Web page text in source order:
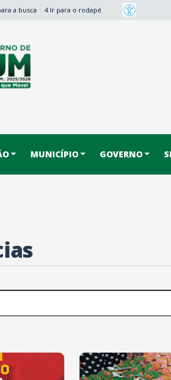
a busca 4 Ir para o rodapé
MUNICÍPIO GOVERNO